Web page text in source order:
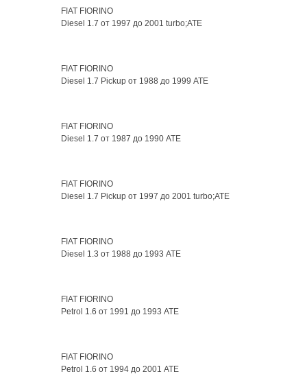
FIAT FIORINO
Diesel 1.7 от 1997 до 2001 turbo;ATE
FIAT FIORINO
Diesel 1.7 Pickup от 1988 до 1999 ATE
FIAT FIORINO
Diesel 1.7 от 1987 до 1990 ATE
FIAT FIORINO
Diesel 1.7 Pickup от 1997 до 2001 turbo;ATE
FIAT FIORINO
Diesel 1.3 от 1988 до 1993 ATE
FIAT FIORINO
Petrol 1.6 от 1991 до 1993 ATE
FIAT FIORINO
Petrol 1.6 от 1994 до 2001 ATE